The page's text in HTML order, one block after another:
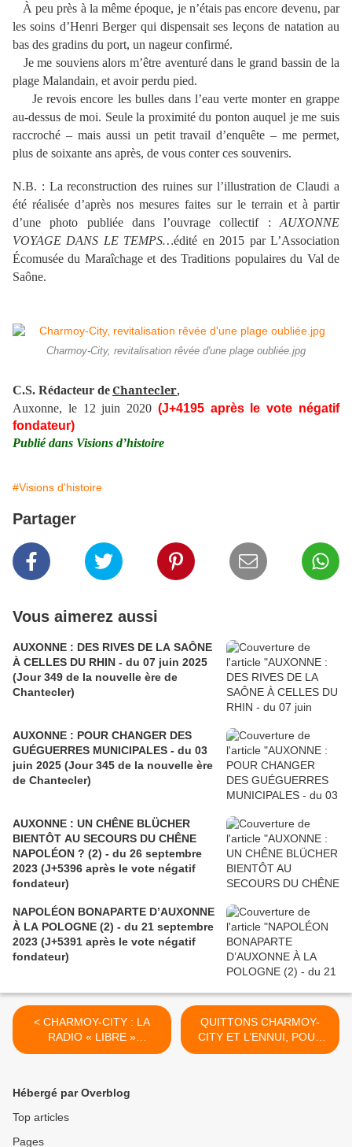
À peu près à la même époque, je n’étais pas encore devenu, par
les soins d’Henri Berger qui dispensait ses leçons de natation au
bas des gradins du port, un nageur confirmé.
Je me souviens alors m’être aventuré dans le grand bassin de la
plage Malandain, et avoir perdu pied.
Je revois encore les bulles dans l’eau verte monter en grappe
au-dessus de moi. Seule la proximité du ponton auquel je me suis
raccroché – mais aussi un petit travail d’enquête – me permet,
plus de soixante ans après, de vous conter ces souvenirs.
N.B. : La reconstruction des ruines sur l’illustration de Claudi a
été réalisée d’après nos mesures faites sur le terrain et à partir
d’une photo publiée dans l’ouvrage collectif : AUXONNE
VOYAGE DANS LE TEMPS…édité en 2015 par L’Association
Écomusée du Maraîchage et des Traditions populaires du Val de
Saône.
Charmoy-City, revitalisation rêvée d'une plage oubliée.jpg
C.S. Rédacteur deChantecler,
Auxonne, le 12 juin 2020 (J+4195 après le vote négatif
fondateur)
Publié dans Visions d’histoire
#Visions d'histoire
Partager
Vous aimerez aussi
AUXONNE : DES RIVES DE LA SAÔNE
À CELLES DU RHIN - du 07 juin 2025
(Jour 349 de la nouvelle ère de
Chantecler)
AUXONNE : POUR CHANGER DES
GUÉGUERRES MUNICIPALES - du 03
juin 2025 (Jour 345 de la nouvelle ère
de Chantecler)
AUXONNE : UN CHÊNE BLÜCHER
BIENTÔT AU SECOURS DU CHÊNE
NAPOLÉON ? (2) - du 26 septembre
2023 (J+5396 après le vote négatif
fondateur)
NAPOLÉON BONAPARTE D’AUXONNE
À LA POLOGNE (2) - du 21 septembre
2023 (J+5391 après le vote négatif
fondateur)
< CHARMOY-CITY : LA
RADIO « LIBRE »
FEUILLÉE, CŒUR DE
2020 (J+4193 après le vote
négatif fondateur)
QUITTONS CHARMOY-
CITY ET L’ENNUI, POUR
UN PETIT RETOUR CHEZ
Hébergé par Overblog
Top articles
Pages